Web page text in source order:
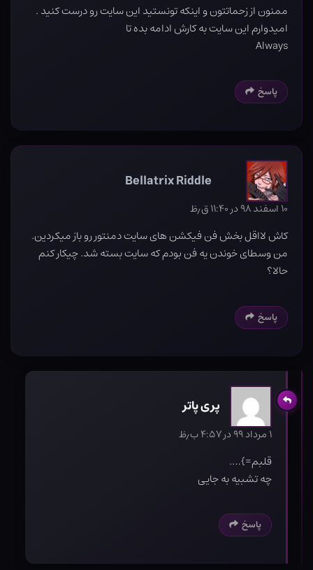
ممنون از زحماتتون و اینکه تونستید این سایت رو درست کنید .
امیدوارم این سایت به کارش ادامه بده تا
Always
پاسخ
Bellatrix Riddle
۱۰ اسفند ۹۸ در ۱۱:۴۰ ق٫ظ
کاش لااقل بخش فن فیکشن های سایت دمنتور رو باز میکردین.
من وسطای خوندن یه فن بودم که سایت بسته شد. چیکار کنم
حالا؟
پاسخ
پری پاتر
۱ مرداد ۹۹ در ۴:۵۷ ب٫ظ
قلبم=}….
چه تشبیه به جایی
پاسخ